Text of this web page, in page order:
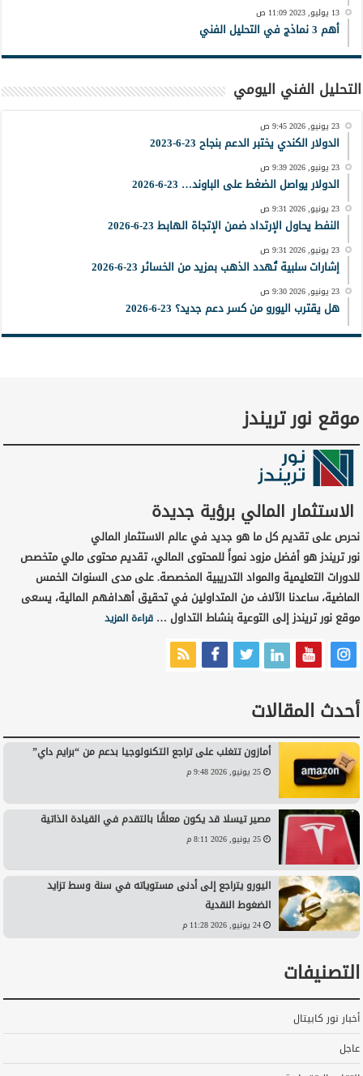
13 يوليو, 2023 11:09 ص
أهم 3 نماذج في التحليل الفني
التحليل الفني اليومي
23 يونيو, 2026 9:45 ص
الدولار الكندي يختبر الدعم بنجاح 23-6-2023
23 يونيو, 2026 9:39 ص
الدولار يواصل الضغط على الباوند… 23-6-2026
23 يونيو, 2026 9:31 ص
النفط يحاول الإرتداد ضمن الإتجاة الهابط 23-6-2026
23 يونيو, 2026 9:31 ص
إشارات سلبية تُهدد الذهب بمزيد من الخسائر 23-6-2026
23 يونيو, 2026 9:30 ص
هل يقترب اليورو من كسر دعم جديد؟ 23-6-2026
موقع نور تريندز
الاستثمار المالي برؤية جديدة
نحرص على تقديم كل ما هو جديد في عالم الاستثمار المالي
نور تريندز هو أفضل مزود نمواً للمحتوى المالي، تقديم محتوى مالي متخصص
للدورات التعليمية والمواد التدريبية المخصصة. على مدى السنوات الخمس
الماضية، ساعدنا الآلاف من المتداولين في تحقيق أهدافهم المالية، يسعى
موقع نور تريندز إلى التوعية بنشاط التداول …قراءة المزيد
أحدث المقالات
أمازون تتغلب على تراجع التكنولوجيا بدعم من “برايم داي”
25 يونيو, 2026 9:48 م
مصير تيسلا قد يكون معلقًا بالتقدم في القيادة الذاتية
25 يونيو, 2026 8:11 م
اليورو يتراجع إلى أدنى مستوياته في سنة وسط تزايد
الضغوط النقدية
24 يونيو, 2026 11:28 م
التصنيفات
أخبار نور كابيتال
عاجل